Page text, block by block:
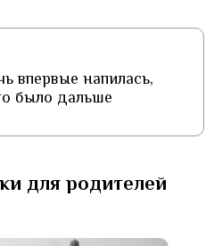
впервые напилась,
было дальше
для родителей